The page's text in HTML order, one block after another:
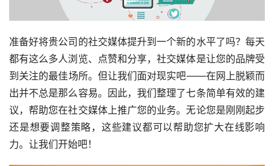
准备好将贵公司的社交媒体提升到一个新的水平了吗？每天
都有这么多人浏览、点赞和分享，社交媒体是让您的品牌受
到关注的最佳场所。但让我们面对现实吧——在网上脱颖而
出并不总是那么容易。因此，我们整理了七条简单有效的建
议，帮助您在社交媒体上推广您的业务。无论您是刚刚起步
还是想要调整策略，这些建议都可以帮助您扩大在线影响
力。让我们开始吧！